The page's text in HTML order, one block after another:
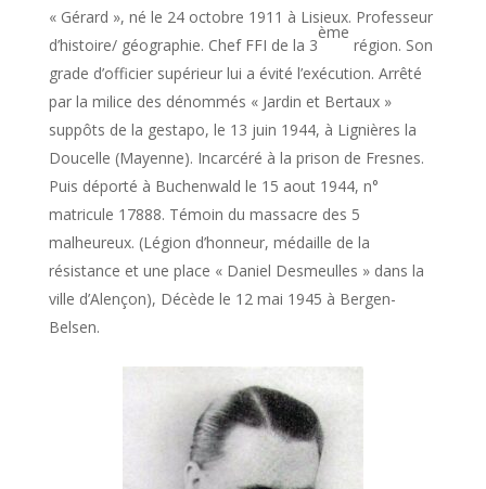
« Gérard », né le 24 octobre 1911 à Lisieux. Professeur
d’histoire/ géographie. Chef FFI de la 3
ème
région. Son
grade d’officier supérieur lui a évité l’exécution. Arrêté
par la milice des dénommés « Jardin et Bertaux »
suppôts de la gestapo, le 13 juin 1944, à Lignières la
Doucelle (Mayenne). Incarcéré à la prison de Fresnes.
Puis déporté à Buchenwald le 15 aout 1944, n°
matricule 17888. Témoin du massacre des 5
malheureux. (Légion d’honneur, médaille de la
résistance et une place « Daniel Desmeulles » dans la
ville d’Alençon), Décède le 12 mai 1945 à Bergen-
Belsen.